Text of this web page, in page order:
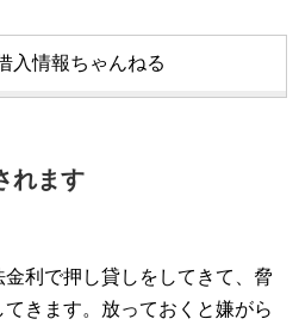
入情報ちゃんねる
れます
利で押し貸しをしてきて、脅
きます。放っておくと嫌がら